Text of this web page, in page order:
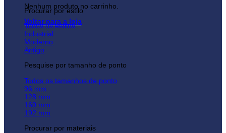
Nenhum produto no carrinho.
Voltar para a loja
Procurar por estilo
Todos os estilos
Industrial
Moderno
Antigo
Pesquise por tamanho de ponto
Todos os tamanhos de ponto
96 mm
128 mm
160 mm
192 mm
Procurar por materiais